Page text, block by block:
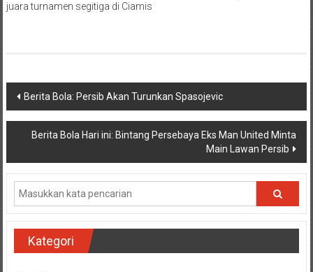
juara turnamen segitiga di Ciamis
Navigasi
pos
Berita Bola: Persib Akan Turunkan Spasojevic
Berita Bola Hari ini: Bintang Persebaya Eks Man United Minta
Main Lawan Persib
Kategori